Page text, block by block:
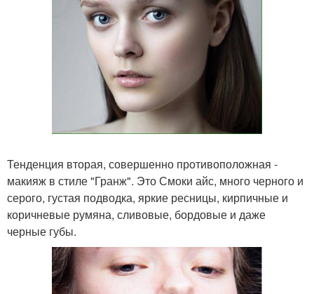
Тенденция вторая, совершенно противоположная -
макияж в стиле "Гранж". Это Смоки айс, много черного и
серого, густая подводка, яркие ресницы, кирпичные и
коричневые румяна, сливовые, бордовые и даже
черные губы.